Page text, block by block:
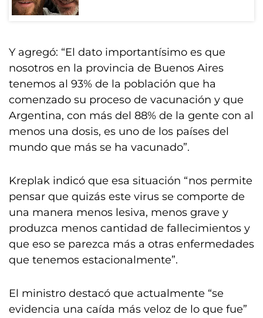
Y agregó: “El dato importantísimo es que
nosotros en la provincia de Buenos Aires
tenemos al 93% de la población que ha
comenzado su proceso de vacunación y que
Argentina, con más del 88% de la gente con al
menos una dosis, es uno de los países del
mundo que más se ha vacunado”.
Kreplak indicó que esa situación “nos permite
pensar que quizás este virus se comporte de
una manera menos lesiva, menos grave y
produzca menos cantidad de fallecimientos y
que eso se parezca más a otras enfermedades
que tenemos estacionalmente”.
El ministro destacó que actualmente “se
evidencia una caída más veloz de lo que fue”